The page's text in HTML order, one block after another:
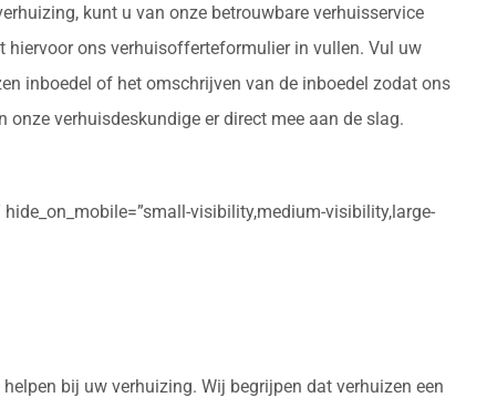
kunt u van onze betrouwbare verhuisservice
hiervoor ons verhuisofferteformulier in vullen. Vul uw
inboedel of het omschrijven van de inboedel zodat ons
verhuisdeskundige er direct mee aan de slag.
hide_on_mobile=”small-visibility,medium-visibility,large-
bij uw verhuizing. Wij begrijpen dat verhuizen een